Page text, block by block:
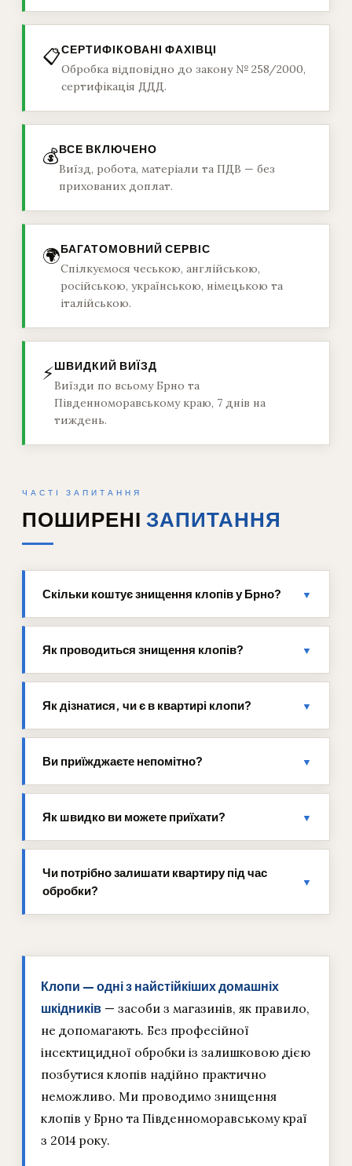
📋СЕРТИФІКОВАНІ ФАХІВЦІ
Обробка відповідно до закону № 258/2000,
сертифікація ДДД.
💰ВСЕ ВКЛЮЧЕНО
Виїзд, робота, матеріали та ПДВ — без
прихованих доплат.
🌍БАГАТОМОВНИЙ СЕРВІС
Спілкуємося чеською, англійською,
російською, українською, німецькою та
італійською.
⚡ШВИДКИЙ ВИЇЗД
Виїзди по всьому Брно та
Південноморавському краю, 7 днів на
тиждень.
ЧАСТІ ЗАПИТАННЯ
ПОШИРЕНІ ЗАПИТАННЯ
Скільки коштує знищення клопів у Брно? ▼
Як проводиться знищення клопів? ▼
Як дізнатися, чи є в квартирі клопи? ▼
Ви приїжджаєте непомітно? ▼
Як швидко ви можете приїхати? ▼
Чи потрібно залишати квартиру під час
обробки?
▼
Клопи — одні з найстійкіших домашніх
шкідників — засоби з магазинів, як правило,
не допомагають. Без професійної
інсектицидної обробки із залишковою дією
позбутися клопів надійно практично
неможливо. Ми проводимо знищення
клопів у Брно та Південноморавському краї
з 2014 року.